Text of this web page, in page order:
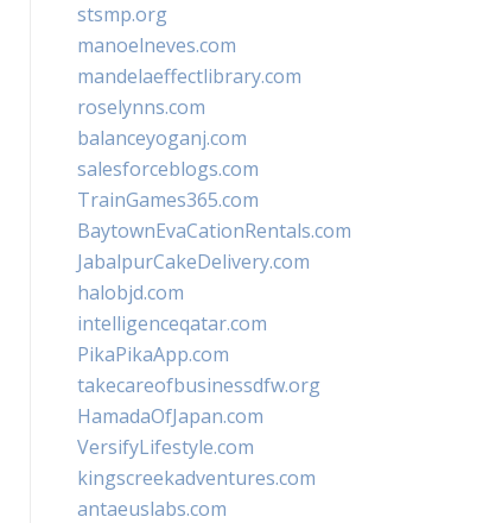
stsmp.org
manoelneves.com
mandelaeffectlibrary.com
roselynns.com
balanceyoganj.com
salesforceblogs.com
TrainGames365.com
BaytownEvaCationRentals.com
JabalpurCakeDelivery.com
halobjd.com
intelligenceqatar.com
PikaPikaApp.com
takecareofbusinessdfw.org
HamadaOfJapan.com
VersifyLifestyle.com
kingscreekadventures.com
antaeuslabs.com